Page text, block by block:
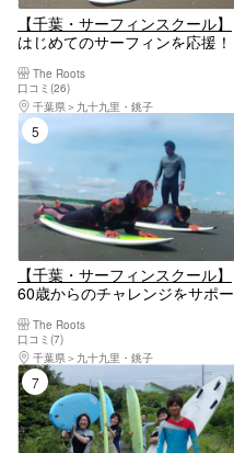
【千葉・サーフィンスクール】
はじめてのサーフィンを応援！
The Roots
口コミ(26)
千葉県
九十九里・銚子
5位
【千葉・サーフィンスクール】
60歳からのチャレンジをサポー
The Roots
口コミ(7)
千葉県
九十九里・銚子
7位